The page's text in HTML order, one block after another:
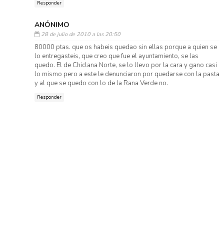
Responder
ANÓNIMO
28 de julio de 2010 a las 20:50
80000 ptas. que os habeis quedao sin ellas porque a quien se
lo entregasteis, que creo que fue el ayuntamiento, se las
quedo. El de Chiclana Norte, se lo llevo por la cara y gano casi
lo mismo pero a este le denunciaron por quedarse con la pasta
y al que se quedo con lo de la Rana Verde no.
Responder